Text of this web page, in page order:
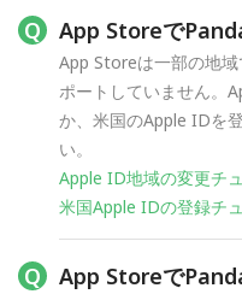
App Storeで
App Storeは一部の地
ポートしていません。
か、米国のApple IDを
い。
Apple ID地域の変更チ
米国Apple IDの登録チ
App Storeで